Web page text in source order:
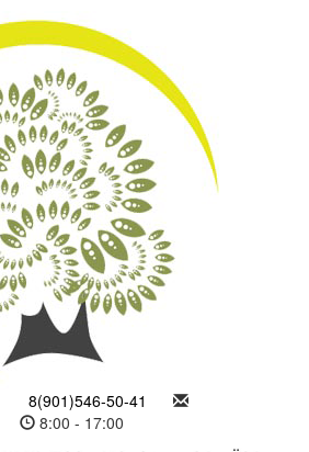
8(901)546-50-41
8:00 - 17:00